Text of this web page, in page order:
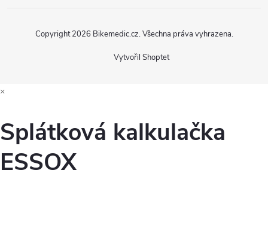
Vytvořil Shoptet
Copyright 2026 Bikemedic.cz. Všechna práva vyhrazena.
×
Splátková kalkulačka
ESSOX